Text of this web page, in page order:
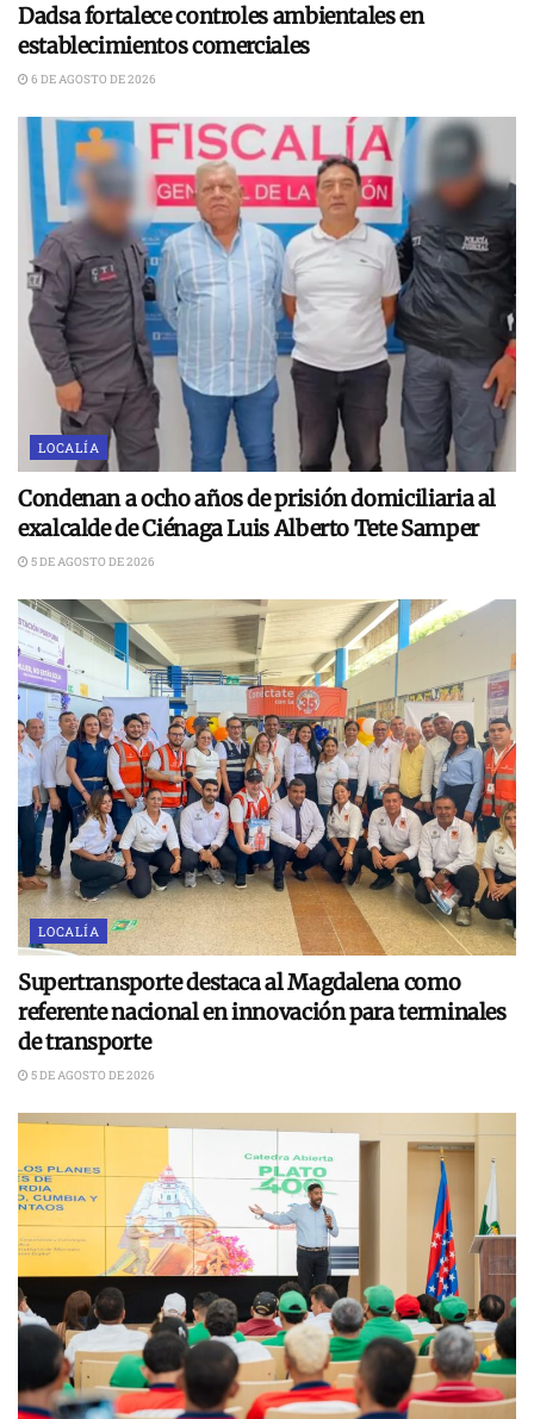
Dadsa fortalece controles ambientales en
establecimientos comerciales
6 DE AGOSTO DE 2026
LOCALÍA
Condenan a ocho años de prisión domiciliaria al
exalcalde de Ciénaga Luis Alberto Tete Samper
5 DE AGOSTO DE 2026
LOCALÍA
Supertransporte destaca al Magdalena como
referente nacional en innovación para terminales
de transporte
5 DE AGOSTO DE 2026